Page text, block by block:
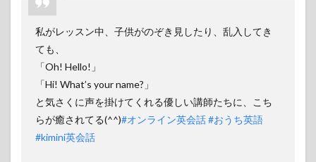
私がレッスン中、子供がのぞき見したり、乱入してき
ても、
「Oh! Hello!」
「Hi! What’s your name?」
と気さくに声を掛けてくれる優しい講師たちに、こち
らが癒されてる(^^)#オンライン英会話#おうち英語
#kimini英会話